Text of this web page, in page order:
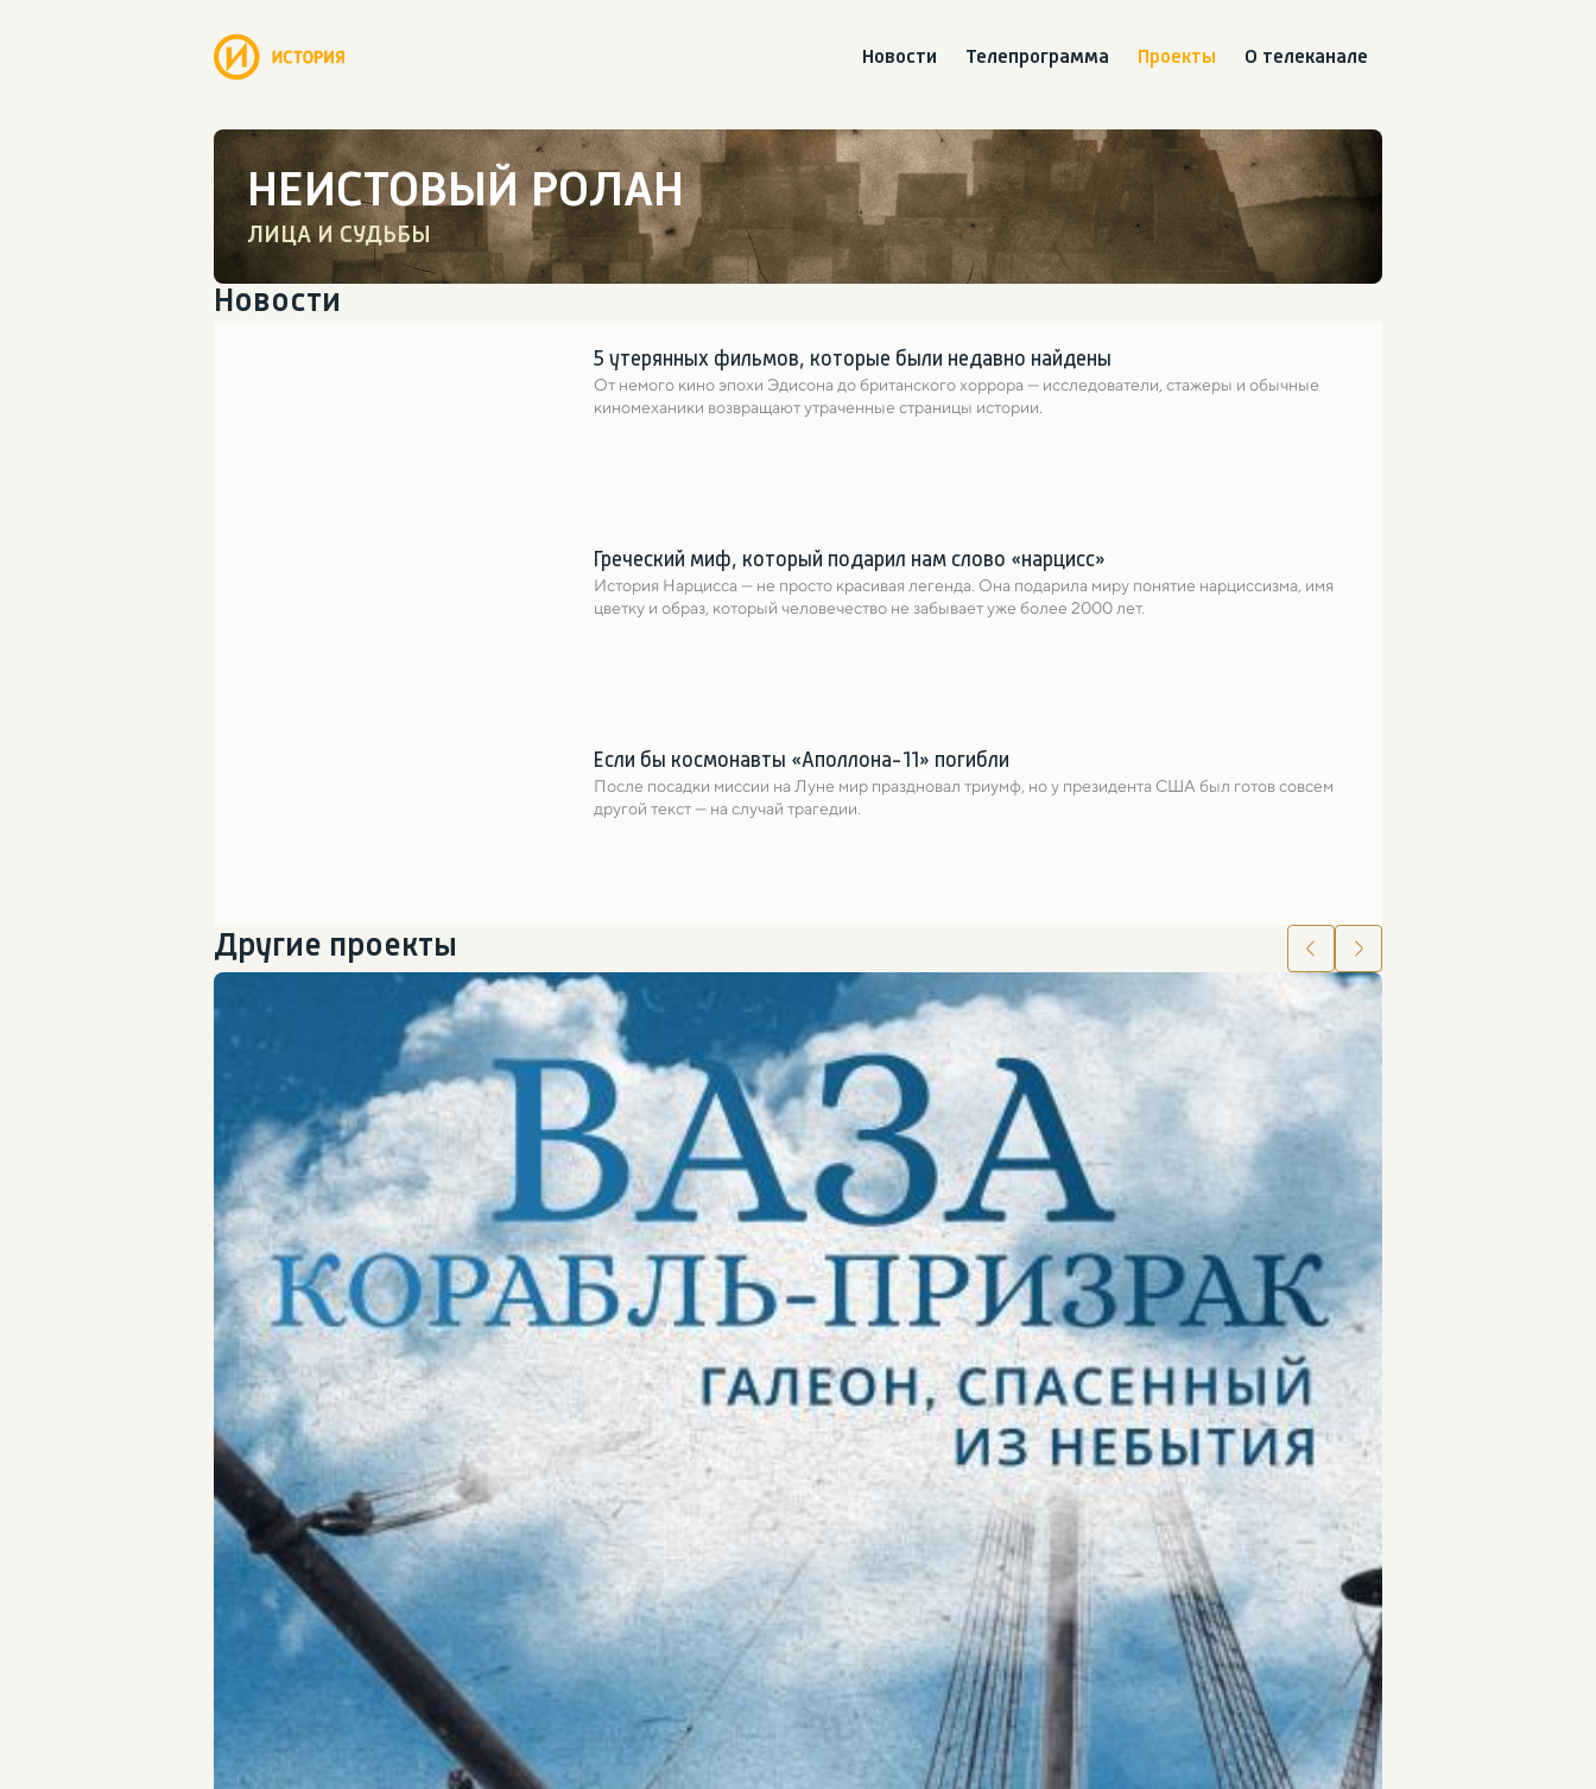
Новости Телепрограмма Проекты О телеканале
НЕИСТОВЫЙ РОЛАН
ЛИЦА И СУДЬБЫ
Новости
5 утерянных фильмов, которые были недавно найдены
От немого кино эпохи Эдисона до британского хоррора — исследователи, стажеры и обычные
киномеханики возвращают утраченные страницы истории.
Греческий миф, который подарил нам слово «нарцисс»
История Нарциссa — не просто красивая легенда. Она подарила миру понятие нарциссизма, имя
цветку и образ, который человечество не забывает уже более 2000 лет.
Если бы космонавты «Аполлона-11» погибли
После посадки миссии на Луне мир праздновал триумф, но у президента США был готов совсем
другой текст — на случай трагедии.
Другие проекты